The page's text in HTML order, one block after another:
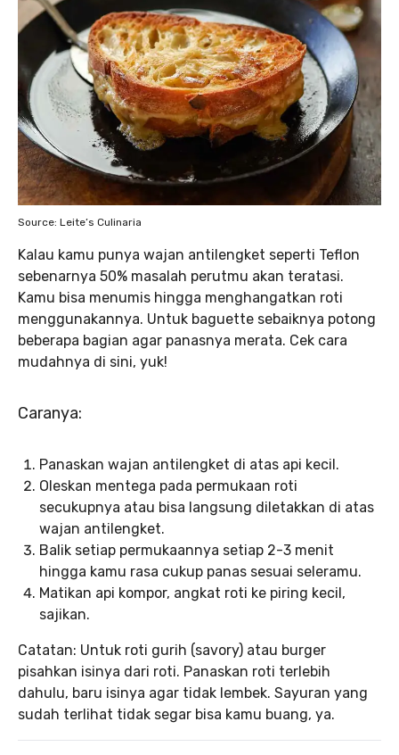
Source: Leite’s Culinaria
Kalau kamu punya wajan antilengket seperti Teflon
sebenarnya 50% masalah perutmu akan teratasi.
Kamu bisa menumis hingga menghangatkan roti
menggunakannya. Untuk baguette sebaiknya potong
beberapa bagian agar panasnya merata. Cek cara
mudahnya di sini, yuk!
Caranya:
Panaskan wajan antilengket di atas api kecil.
Oleskan mentega pada permukaan roti
secukupnya atau bisa langsung diletakkan di atas
wajan antilengket.
Balik setiap permukaannya setiap 2-3 menit
hingga kamu rasa cukup panas sesuai seleramu.
Matikan api kompor, angkat roti ke piring kecil,
sajikan.
Catatan: Untuk roti gurih (savory) atau burger
pisahkan isinya dari roti. Panaskan roti terlebih
dahulu, baru isinya agar tidak lembek. Sayuran yang
sudah terlihat tidak segar bisa kamu buang, ya.